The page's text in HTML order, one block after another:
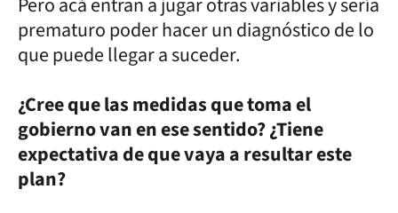
prematuro poder hacer un diagnóstico de lo
que puede llegar a suceder.
¿Cree que las medidas que toma el
gobierno van en ese sentido? ¿Tiene
expectativa de que vaya a resultar este
plan?